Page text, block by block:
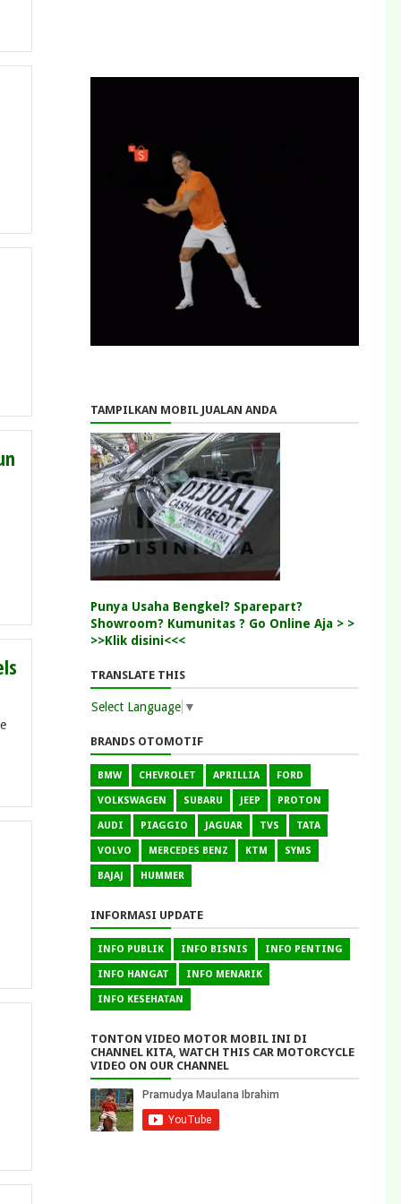
TAMPILKAN MOBIL JUALAN ANDA
Punya Usaha Bengkel? Sparepart?
Showroom? Kumunitas ? Go Online Aja > >
>>Klik disini<<<
TRANSLATE THIS
Select Language ▼
BRANDS OTOMOTIF
BMW CHEVROLET APRILLIA FORD
VOLKSWAGEN SUBARU JEEP PROTON
AUDI PIAGGIO JAGUAR TVS TATA
VOLVO MERCEDES BENZ KTM SYMS
BAJAJ HUMMER
INFORMASI UPDATE
INFO PUBLIK INFO BISNIS INFO PENTING
INFO HANGAT INFO MENARIK
INFO KESEHATAN
TONTON VIDEO MOTOR MOBIL INI DI
CHANNEL KITA, WATCH THIS CAR MOTORCYCLE
VIDEO ON OUR CHANNEL